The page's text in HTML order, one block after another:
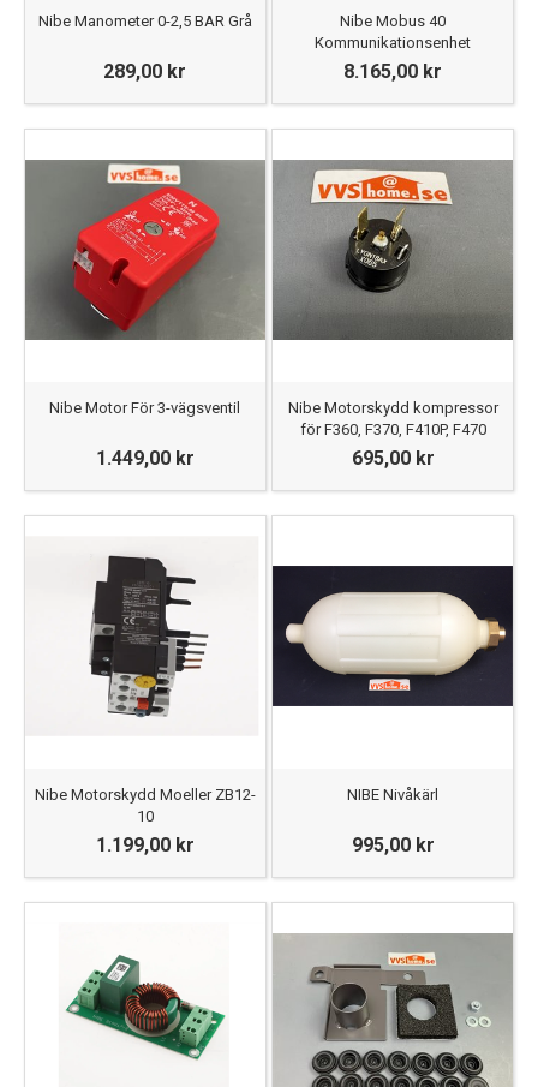
Nibe Manometer 0-2,5 BAR Grå
289,00 kr
Nibe Mobus 40
Kommunikationsenhet
8.165,00 kr
Nibe Motor För 3-vägsventil
1.449,00 kr
Nibe Motorskydd kompressor
för F360, F370, F410P, F470
695,00 kr
Nibe Motorskydd Moeller ZB12-
10
1.199,00 kr
NIBE Nivåkärl
995,00 kr